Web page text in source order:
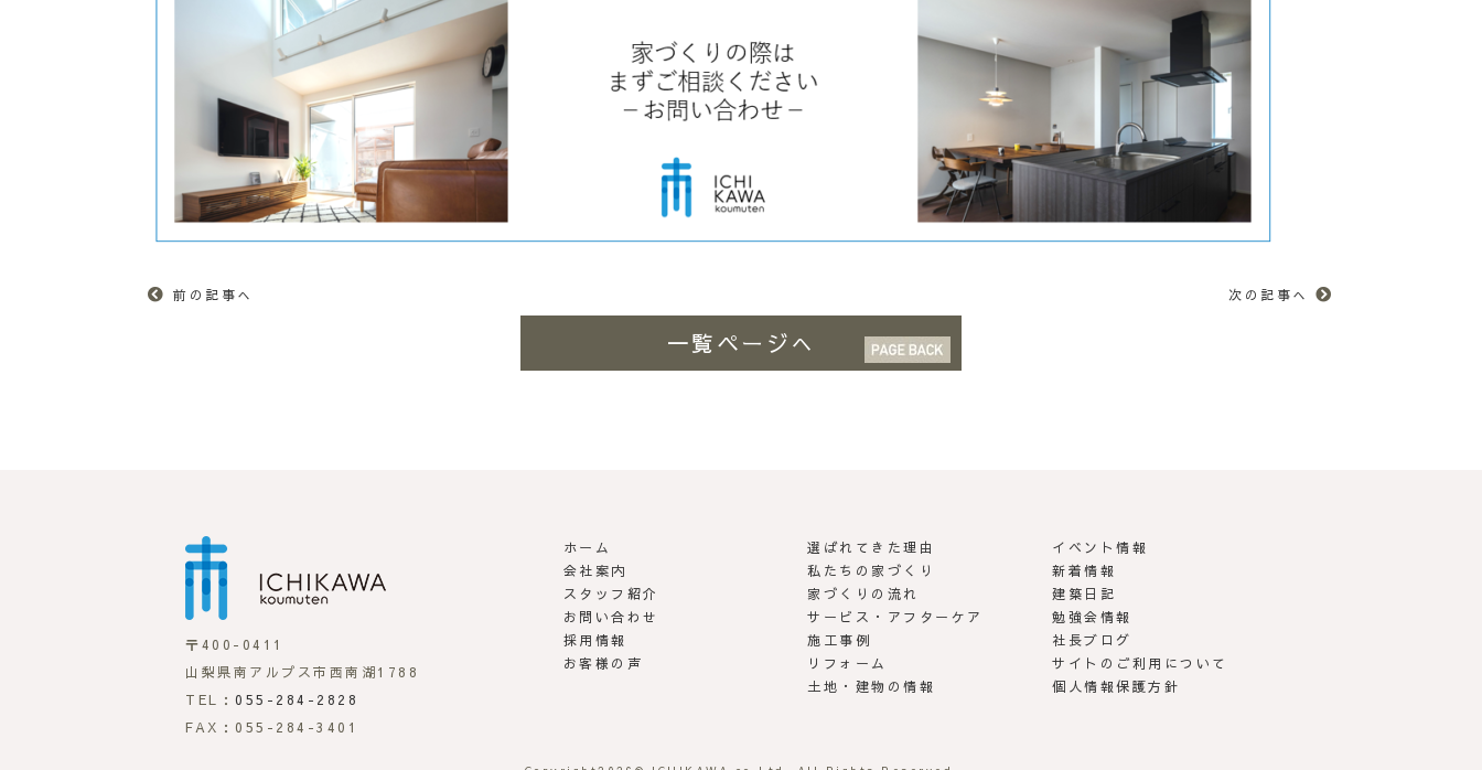
前の記事へ 次の記事へ
一覧ページへ
市川工務店 | らしさがある家づくり
〒400-0411
山梨県南アルプス市西南湖1788
TEL： 055-284-2828
FAX：055-284-3401
ホーム
会社案内
スタッフ紹介
お問い合わせ
採用情報
お客様の声
選ばれてきた理由
私たちの家づくり
家づくりの流れ
サービス・アフターケア
施工事例
リフォーム
土地・建物の情報
イベント情報
新着情報
建築日記
勉強会情報
社長ブログ
サイトのご利用について
個人情報保護方針